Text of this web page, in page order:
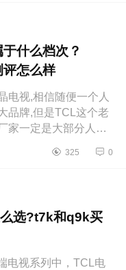
什么档次？
怎么样
视,相信随便一个人
品牌,但是TCL这个老
家一定是大部分人心
么档次？TCLP11K
325 0
选?t7k和q9k买
视系列中，TCL电